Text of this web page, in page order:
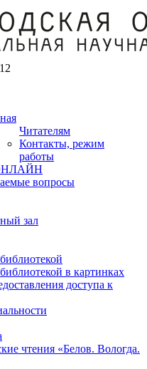
Читателям
Контакты, режим
работы
ОНЛАЙН
вопросы
зал
в картинках
доступа к
чтения «Белов. Вологда.